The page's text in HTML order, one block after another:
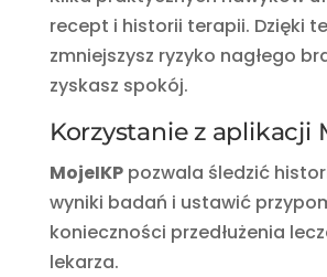
recept i historii terapii. Dzięki
zmniejszysz ryzyko nagłego
zyskasz spokój.
Korzystanie z aplikacji
MojeIKPpozwala śledzić
wyniki badań i ustawić
konieczności przedłużenia
lekarza.